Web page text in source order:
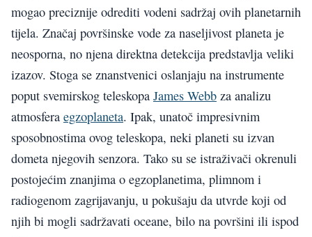
mogao preciznije odrediti vodeni sadržaj ovih planetarnih
tijela. Značaj površinske vode za naseljivost planeta je
neosporna, no njena direktna detekcija predstavlja veliki
izazov. Stoga se znanstvenici oslanjaju na instrumente
poput svemirskog teleskopa James Webb za analizu
atmosfera egzoplaneta. Ipak, unatoč impresivnim
sposobnostima ovog teleskopa, neki planeti su izvan
dometa njegovih senzora. Tako su se istraživači okrenuli
postojećim znanjima o egzoplanetima, plimnom i
radiogenom zagrijavanju, u pokušaju da utvrde koji od
njih bi mogli sadržavati oceane, bilo na površini ili ispod